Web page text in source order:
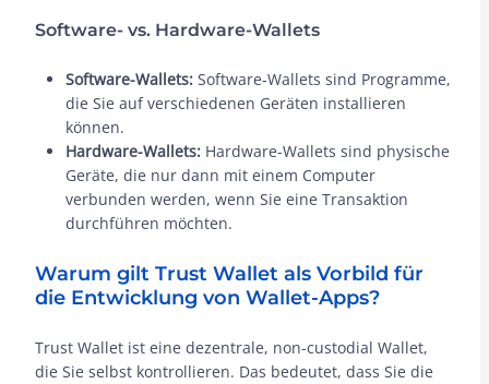
Software- vs. Hardware-Wallets
Software-Wallets: Software-Wallets sind Programme,
die Sie auf verschiedenen Geräten installieren
können.
Hardware-Wallets: Hardware-Wallets sind physische
Geräte, die nur dann mit einem Computer
verbunden werden, wenn Sie eine Transaktion
durchführen möchten.
Warum gilt Trust Wallet als Vorbild für
die Entwicklung von Wallet-Apps?
Trust Wallet ist eine dezentrale, non-custodial Wallet,
die Sie selbst kontrollieren. Das bedeutet, dass Sie die